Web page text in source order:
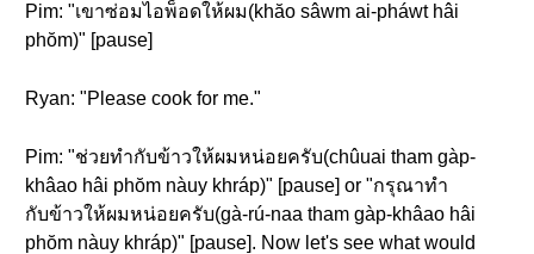
Pim: "เขาซ่อมไอพ็อดให้ผม(khăo sâwm ai-pháwt hâi
phŏm)" [pause]
Ryan: "Please cook for me."
Pim: "ช่วยทำกับข้าวให้ผมหน่อยครับ(chûuai tham gàp-
khâao hâi phŏm nàuy khráp)" [pause] or "กรุณาทำ
กับข้าวให้ผมหน่อยครับ(gà-rú-naa tham gàp-khâao hâi
phŏm nàuy khráp)" [pause]. Now let's see what would